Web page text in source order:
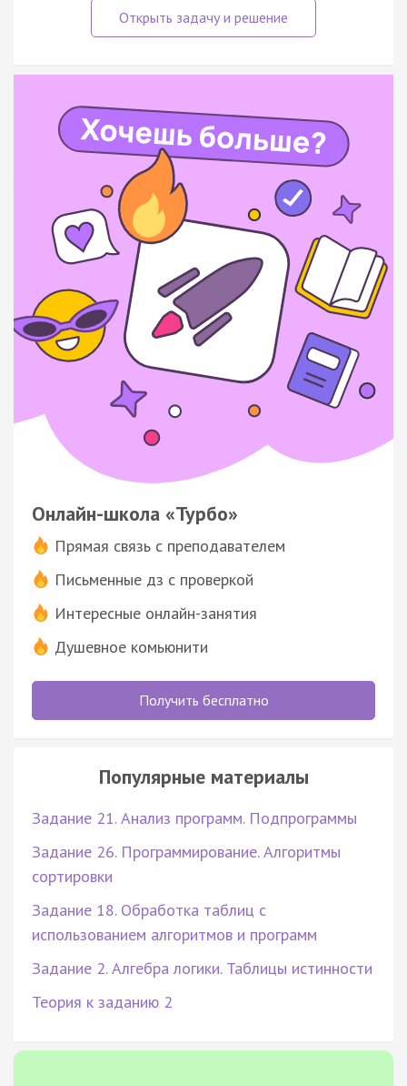
Онлайн-школа «Турбо»
Прямая связь с преподавателем
Письменные дз с проверкой
Интересные онлайн-занятия
Душевное комьюнити
Получить бесплатно
Популярные материалы
Задание 21. Анализ программ. Подпрограммы
Задание 26. Программирование. Алгоритмы
сортировки
Задание 18. Обработка таблиц с
использованием алгоритмов и программ
Задание 2. Алгебра логики. Таблицы истинности
Теория к заданию 2